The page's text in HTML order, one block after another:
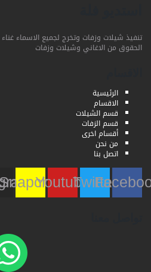
تنفيذ شيلات وزفات وتخرج لجميع الاسماء
الحقوق من الاغاني وشيلات وزفات
الرئيسية
الاقسام
قسم الشيلات
قسم الزفات
أقسام اخرى
من نحن
اتصل بنا
Twitter
Youtube
Snapchat